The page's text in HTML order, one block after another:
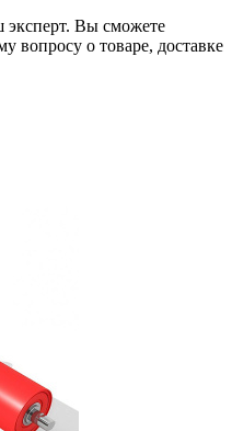
эксперт. Вы сможете
вопросу о товаре, доставке